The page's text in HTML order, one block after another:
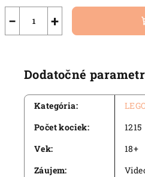
+
−
Dodatočné
Kategória:
Počet kociek:
1215
Vek:
18+
Záujem: